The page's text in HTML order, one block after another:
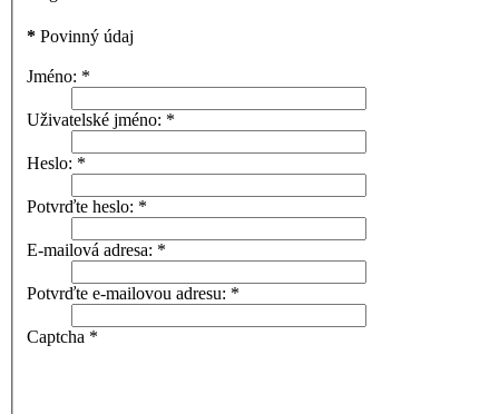
* Povinný údaj
Jméno: *
Uživatelské jméno: *
Heslo: *
Potvrďte heslo: *
E-mailová adresa: *
Potvrďte e-mailovou adresu: *
Captcha *